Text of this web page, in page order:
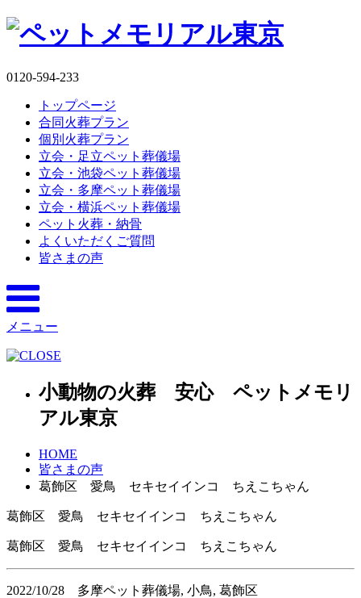
0120-594-233
トップページ
合同火葬プラン
個別火葬プラン
立会・足立ペット葬儀場
立会・池袋ペット葬儀場
立会・多摩ペット葬儀場
立会・横浜ペット葬儀場
ペット火葬・納骨
よくいただくご質問
皆さまの声
メニュー
小動物の火葬 安心 ペットメモリ
アル東京
HOME
皆さまの声
葛飾区 愛鳥 セキセイインコ ちえこちゃん
葛飾区 愛鳥 セキセイインコ ちえこちゃん
葛飾区 愛鳥 セキセイインコ ちえこちゃん
2022/10/28 多摩ペット葬儀場, 小鳥, 葛飾区